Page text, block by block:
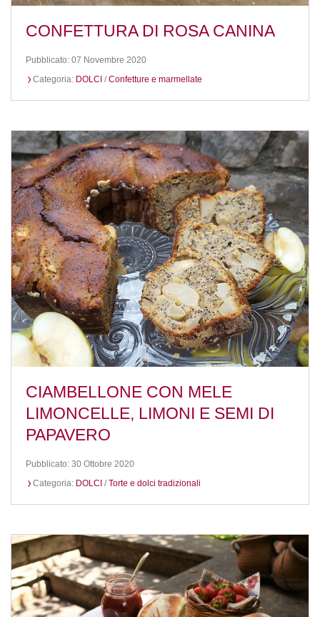
CONFETTURA DI ROSA CANINA
Pubblicato: 07 Novembre 2020
Categoria: DOLCI /Confetture e marmellate
CIAMBELLONE CON MELE
LIMONCELLE, LIMONI E SEMI DI
PAPAVERO
Pubblicato: 30 Ottobre 2020
Categoria: DOLCI /Torte e dolci tradizionali